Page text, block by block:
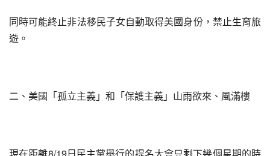
同時可能終止非法移民子女自動取得美國身份，禁止生育旅
遊。
二、美國「孤立主義」和「保護主義」山雨欲來、風滿樓